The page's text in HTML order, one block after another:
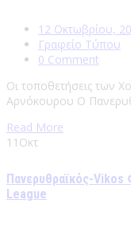
12 Οκτωβρίου,
Γραφείο Τύπου
0 Comment
Οι τοποθετήσεις των
Αρνόκουρου Ο
Read More
11 Οκτ
Πανερυθραϊκός-Vikos
League